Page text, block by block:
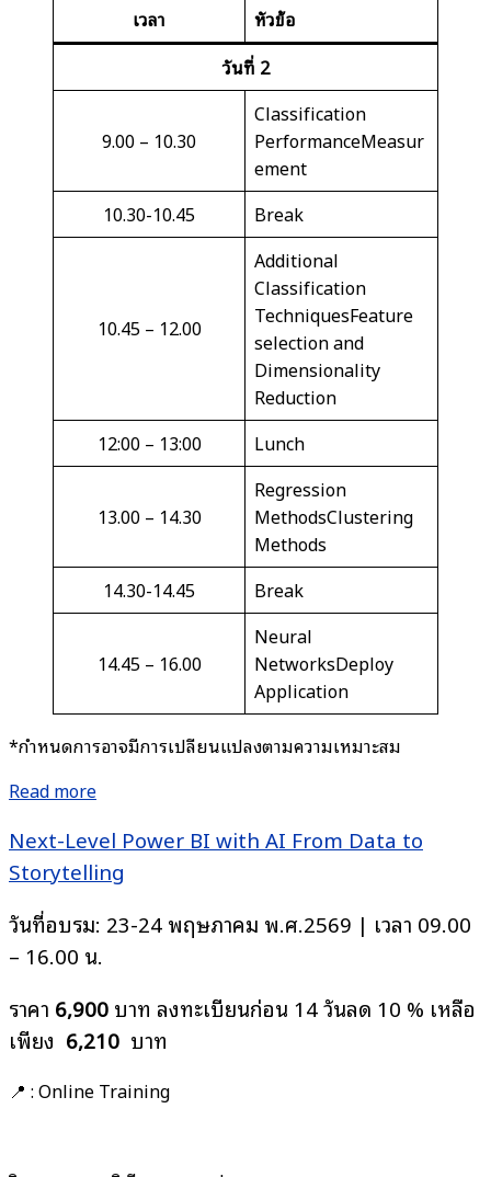
เวลา
หัวข้อ
วันที่ 2
9.00 – 10.30
Classification
PerformanceMeasur
ement
10.30-10.45
Break
10.45 – 12.00
Additional
Classification
TechniquesFeature
selection and
Dimensionality
Reduction
12:00 – 13:00
Lunch
13.00 – 14.30
Regression
MethodsClustering
Methods
14.30-14.45
Break
14.45 – 16.00
Neural
NetworksDeploy
Application
*กำหนดการอาจมีการเปลี่ยนแปลงตามความเหมาะสม
Read more
Next-Level Power BI with AI From Data to
Storytelling
วันที่อบรม: 23-24 พฤษภาคม พ.ศ.2569 | เวลา 09.00
– 16.00 น.
ราคา 6,900 บาท ลงทะเบียนก่อน 14 วันลด 10 % เหลือ
เพียง 6,210 บาท
📍 : Online Training